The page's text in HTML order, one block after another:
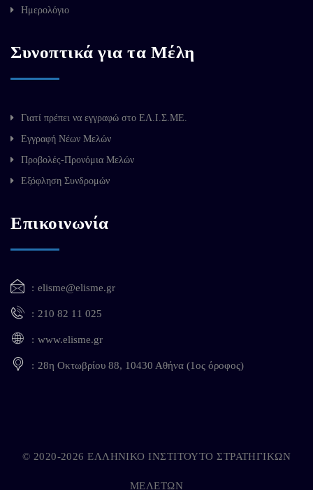
Ημερολόγιο
Συνοπτικά για τα Μέλη
Γιατί πρέπει να εγγραφώ στο ΕΛ.Ι.Σ.ΜΕ.
Εγγραφή Νέων Μελών
Προβολές-Προνόμια Μελών
Εξόφληση Συνδρομών
Επικοινωνία
elisme@elisme.gr
210 82 11 025
www.elisme.gr
28η Οκτωβρίου 88, 10430 Αθήνα (1ος όροφος)
© 2020-2026 ΕΛΛΗΝΙΚΟ ΙΝΣΤΙΤΟΥΤΟ ΣΤΡΑΤΗΓΙΚΩΝ
ΜΕΛΕΤΩΝ